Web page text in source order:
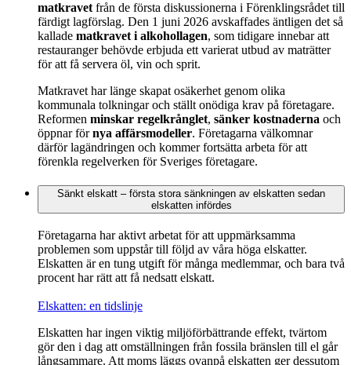
matkravet från de första diskussionerna i Förenklingsrådet till
färdigt lagförslag. Den 1 juni 2026 avskaffades äntligen det så
kallade matkravet i alkohollagen, som tidigare innebar att
restauranger behövde erbjuda ett varierat utbud av maträtter
för att få servera öl, vin och sprit.
Matkravet har länge skapat osäkerhet genom olika
kommunala tolkningar och ställt onödiga krav på företagare.
Reformen minskar regelkrånglet, sänker kostnaderna och
öppnar förnya affärsmodeller. Företagarna välkomnar
därför lagändringen och kommer fortsätta arbeta för att
förenkla regelverken för Sveriges företagare.
Sänkt elskatt – första stora sänkningen av elskatten sedan
elskatten infördes
Företagarna har aktivt arbetat för att uppmärksamma
problemen som uppstår till följd av våra höga elskatter.
Elskatten är en tung utgift för många medlemmar, och bara två
procent har rätt att få nedsatt elskatt.
Elskatten: en tidslinje
Elskatten har ingen viktig miljöförbättrande effekt, tvärtom
gör den i dag att omställningen från fossila bränslen till el går
långsammare. Att moms läggs ovanpå elskatten ger dessutom